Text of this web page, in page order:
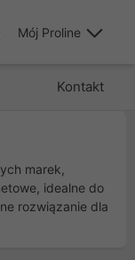
Mój Proline
Kontakt
marek,
idealne do
rozwiązanie dla